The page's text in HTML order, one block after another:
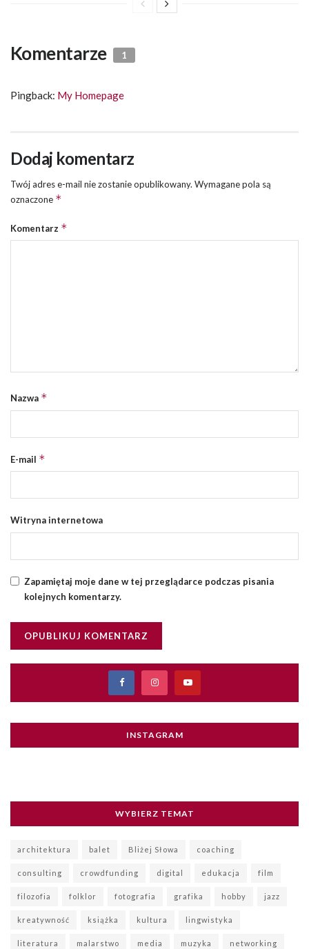
Komentarze 1
Pingback: My Homepage
Dodaj komentarz
Twój adres e-mail nie zostanie opublikowany. Wymagane pola są
oznaczone *
Komentarz *
Nazwa *
E-mail *
Witryna internetowa
Zapamiętaj moje dane w tej przeglądarce podczas pisania
kolejnych komentarzy.
INSTAGRAM
WYBIERZ TEMAT
architektura balet Bliżej Słowa coaching
consulting crowdfunding digital edukacja film
filozofia folklor fotografia grafika hobby jazz
kreatywność książka kultura lingwistyka
literatura malarstwo media muzyka networking